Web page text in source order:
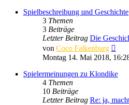
Spielbeschreibung und Geschichte
3 Themen
3 Beiträge
Letzter Beitrag Die
von Coco Falkenburg
Montag 14. Mai 2018,
Spielermeinungen zu Klondike
4 Themen
10 Beiträge
Letzter Beitrag Re: ja,